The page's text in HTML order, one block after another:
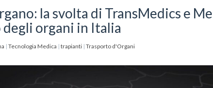
la svolta di TransMedics e
organi in Italia
| Tecnologia Medica | trapianti | Trasporto d'Organi